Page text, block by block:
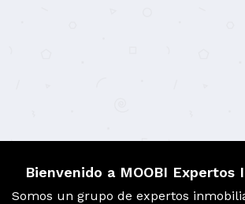
Bienvenido a MOOBI Expertos
Somos un grupo de expertos